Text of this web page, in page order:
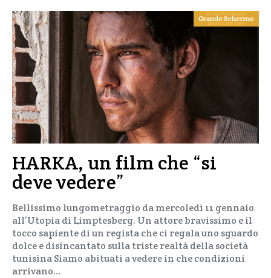
Grande Schermo
HARKA, un film che “si
deve vedere”
Bellissimo lungometraggio da mercoledì 11 gennaio
all’Utopia di Limptesberg. Un attore bravissimo e il
tocco sapiente di un regista che ci regala uno sguardo
dolce e disincantato sulla triste realtà della società
tunisina Siamo abituati a vedere in che condizioni
arrivano…